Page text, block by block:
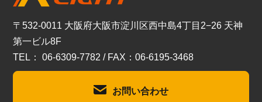
〒532-0011 大阪府大阪市淀川区西中島4丁目2−26 天神
第一ビル8F
TEL： 06-6309-7782 / FAX：06-6195-3468
お問い合わせ